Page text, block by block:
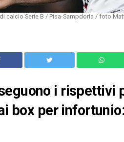
calcio Serie B / Pisa-Sampdoria / foto
i rispettivi
box per